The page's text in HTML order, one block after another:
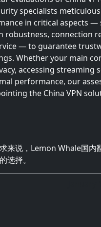
specialists
in critical aspects —
robustness, connection
— to guarantee
Whether your main
accessing streaming
performance, our
the China VPN
来说，Lemon Whale国内
选择。